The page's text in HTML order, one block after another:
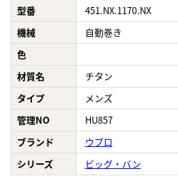
型番
451.NX.1170.NX
機械
自動巻き
色
材質名
チタン
タイプ
メンズ
管理NO
HU857
ブランド
ウブロ
シリーズ
ビッグ・バン